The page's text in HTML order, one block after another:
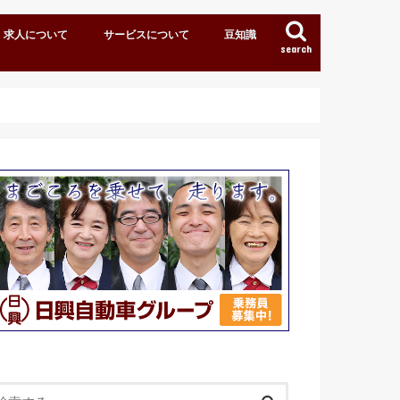
search
求人について サービスについて 豆知識